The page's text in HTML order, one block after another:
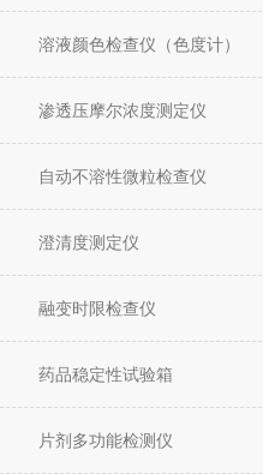
溶液颜色检查仪（色度计）
渗透压摩尔浓度测定仪
自动不溶性微粒检查仪
澄清度测定仪
融变时限检查仪
药品稳定性试验箱
片剂多功能检测仪